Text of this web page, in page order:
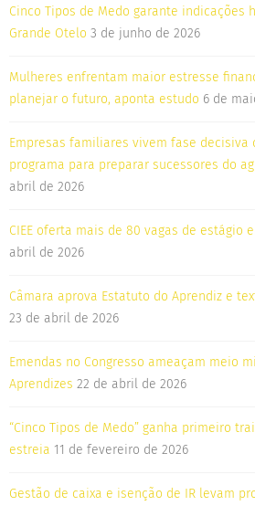
Cinco Tipos de Medo garante indicações
Grande Otelo 3 de junho de 2026
Mulheres enfrentam maior estresse
planejar o futuro, aponta estudo 6 de
Empresas familiares vivem fase decisiva
programa para preparar sucessores do
abril de 2026
CIEE oferta mais de 80 vagas de estágio
abril de 2026
Câmara aprova Estatuto do Aprendiz e
23 de abril de 2026
Emendas no Congresso ameaçam meio
Aprendizes 22 de abril de 2026
“Cinco Tipos de Medo” ganha primeiro
estreia 11 de fevereiro de 2026
Gestão de caixa e isenção de IR levam